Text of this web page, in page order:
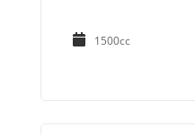
1500cc